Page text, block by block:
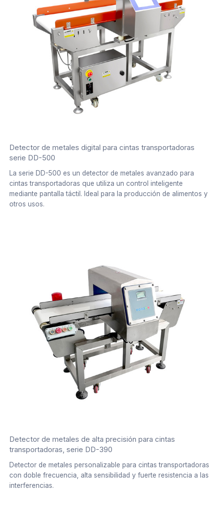
Detector de metales digital para cintas transportadoras
serie DD-500
La serie DD-500 es un detector de metales avanzado para
cintas transportadoras que utiliza un control inteligente
mediante pantalla táctil. Ideal para la producción de alimentos y
otros usos.
Detector de metales de alta precisión para cintas
transportadoras, serie DD-390
Detector de metales personalizable para cintas transportadoras
con doble frecuencia, alta sensibilidad y fuerte resistencia a las
interferencias.